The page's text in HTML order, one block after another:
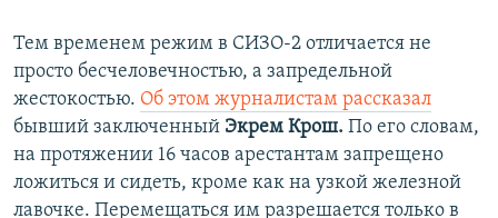
Тем временем режим в СИЗО-2 отличается не
просто бесчеловечностью, а запредельной
жестокостью. Об этом журналистам рассказал
бывший заключенный Экрем Крош. По его словам,
на протяжении 16 часов арестантам запрещено
ложиться и сидеть, кроме как на узкой железной
лавочке. Перемещаться им разрешается только в